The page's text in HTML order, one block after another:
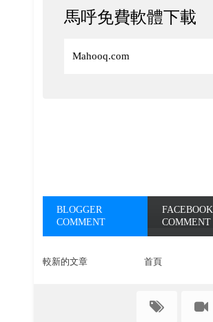
馬呼免費軟體下載
Mahooq.com
BLOGGER
COMMENT
FACEBOOK
COMMENT
較新的文章 首頁